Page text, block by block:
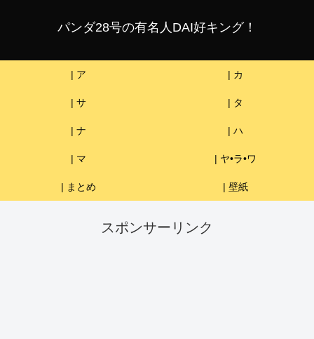
パンダ28号の有名人DAI好キング！
| ア | カ
| サ | タ
| ナ | ハ
| マ | ヤ•ラ•ワ
| まとめ | 壁紙
スポンサーリンク